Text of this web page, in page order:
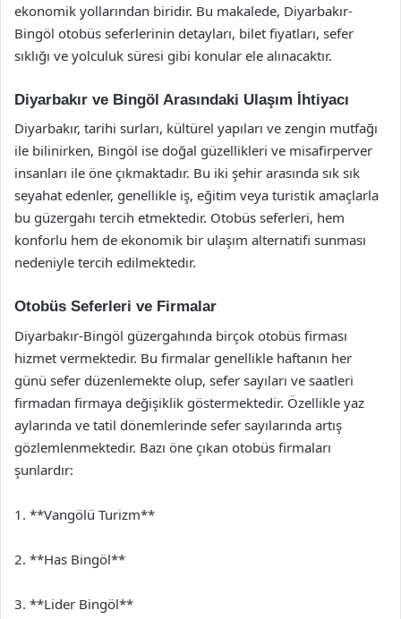
ekonomik yollarından biridir. Bu makalede, Diyarbakır-
Bingöl otobüs seferlerinin detayları, bilet fiyatları, sefer
sıklığı ve yolculuk süresi gibi konular ele alınacaktır.
Diyarbakır ve Bingöl Arasındaki Ulaşım İhtiyacı
Diyarbakır, tarihi surları, kültürel yapıları ve zengin mutfağı
ile bilinirken, Bingöl ise doğal güzellikleri ve misafirperver
insanları ile öne çıkmaktadır. Bu iki şehir arasında sık sık
seyahat edenler, genellikle iş, eğitim veya turistik amaçlarla
bu güzergahı tercih etmektedir. Otobüs seferleri, hem
konforlu hem de ekonomik bir ulaşım alternatifi sunması
nedeniyle tercih edilmektedir.
Otobüs Seferleri ve Firmalar
Diyarbakır-Bingöl güzergahında birçok otobüs firması
hizmet vermektedir. Bu firmalar genellikle haftanın her
günü sefer düzenlemekte olup, sefer sayıları ve saatleri
firmadan firmaya değişiklik göstermektedir. Özellikle yaz
aylarında ve tatil dönemlerinde sefer sayılarında artış
gözlemlenmektedir. Bazı öne çıkan otobüs firmaları
şunlardır:
1. **Vangölü Turizm**
2. **Has Bingöl**
3. **Lider Bingöl**